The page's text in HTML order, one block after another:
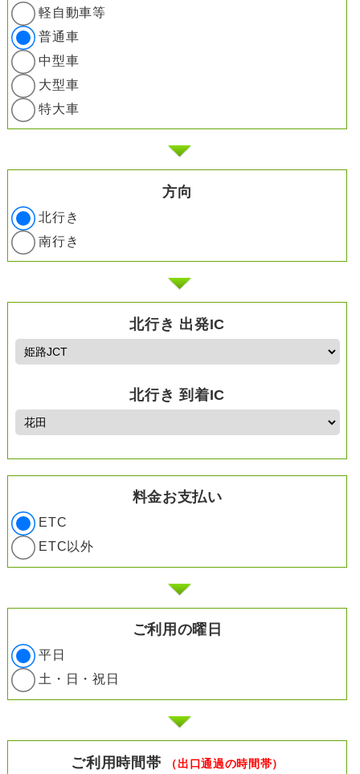
軽自動車等
普通車
中型車
大型車
特大車
方向
北行き
南行き
北行き 出発IC
北行き 到着IC
料金お支払い
ETC
ETC以外
ご利用の曜日
平日
土・日・祝日
ご利用時間帯 （出口通過の時間帯）